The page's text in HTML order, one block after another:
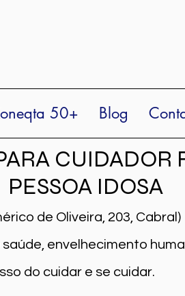
50+ Blog
CUIDADOR
PESSOA IDOSA
de Oliveira, 203, Cabral)
envelhecimento
do cuidar e se cuidar.